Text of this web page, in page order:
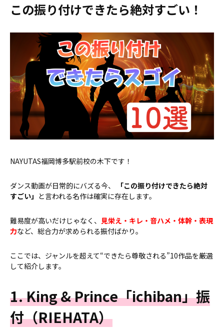
この振り付けできたら絶対すごい！
NAYUTAS福岡博多駅前校の木下です！
ダンス動画が日常的にバズる今、
「この振り付けできたら絶対
すごい」 と言われる名作は確実に存在します。
難易度が高いだけじゃなく、 見栄え・キレ・音ハメ・体幹・表現
力など、総合力が求められる振付ばかり。
ここでは、ジャンルを超えて“できたら尊敬される”10作品を厳選
して紹介します。
1. King & Prince「ichiban」振
付（RIEHATA）